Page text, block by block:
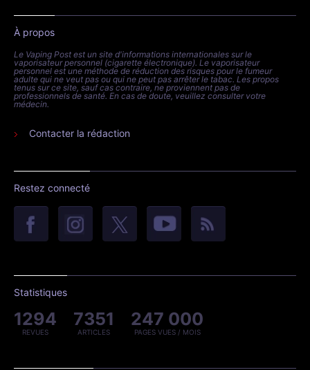
À propos
Le Vaping Post est un site d'informations internationales sur le
vaporisateur personnel (cigarette électronique). Le vaporisateur
personnel est une méthode de réduction des risques pour le fumeur
adulte qui ne veut pas ou qui ne peut pas arrêter le tabac. Les propos
tenus sur ce site, sauf cas contraire, ne proviennent pas de
professionnels de santé. En cas de doute, veuillez consulter votre
médecin.
Contacter la rédaction
Restez connecté
Statistiques
1294
REVUES
7351
ARTICLES
247 000
PAGES VUES / MOIS